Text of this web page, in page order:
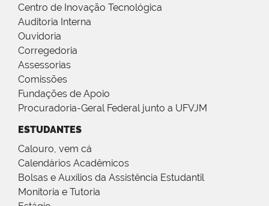
Centro de Inovação Tecnológica
Auditoria Interna
Ouvidoria
Corregedoria
Assessorias
Comissões
Fundações de Apoio
Procuradoria-Geral Federal junto a UFVJM
ESTUDANTES
Calouro, vem cá
Calendários Acadêmicos
Bolsas e Auxílios da Assistência Estudantil
Monitoria e Tutoria